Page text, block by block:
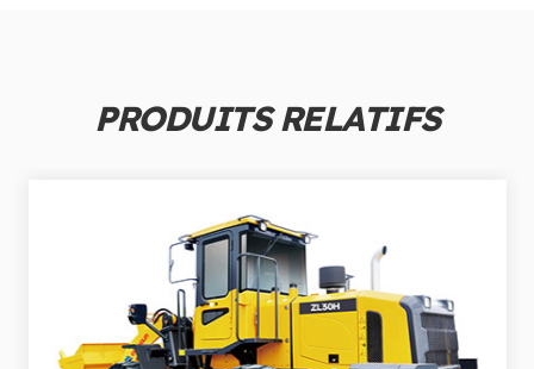
PRODUITS RELATIFS